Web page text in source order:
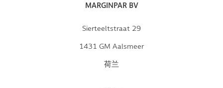
MARGINPAR BV
Sierteeltstraat 29
1431 GM Aalsmeer
荷兰